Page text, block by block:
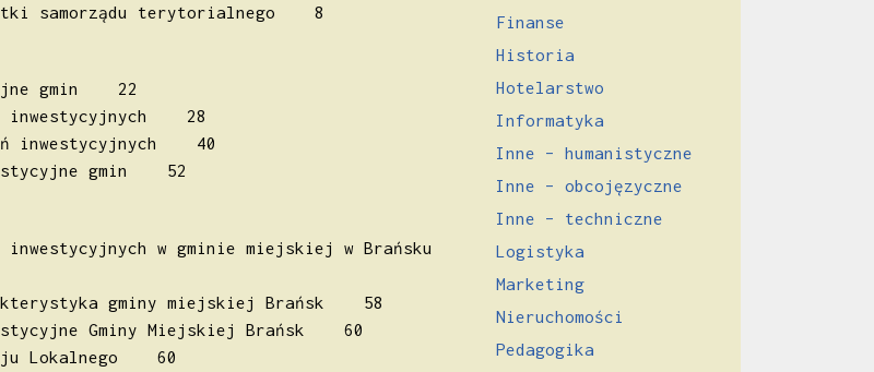
samorządu terytorialnego 8
gmin 22
inwestycyjnych 28
inwestycyjnych 40
gmin 52
inwestycyjnych w gminie miejskiej w Brańsku
gminy miejskiej Brańsk 58
Gminy Miejskiej Brańsk 60
Lokalnego 60
Finanse
Historia
Hotelarstwo
Informatyka
Inne – humanistyczne
Inne – obcojęzyczne
Inne – techniczne
Logistyka
Marketing
Nieruchomości
Pedagogika